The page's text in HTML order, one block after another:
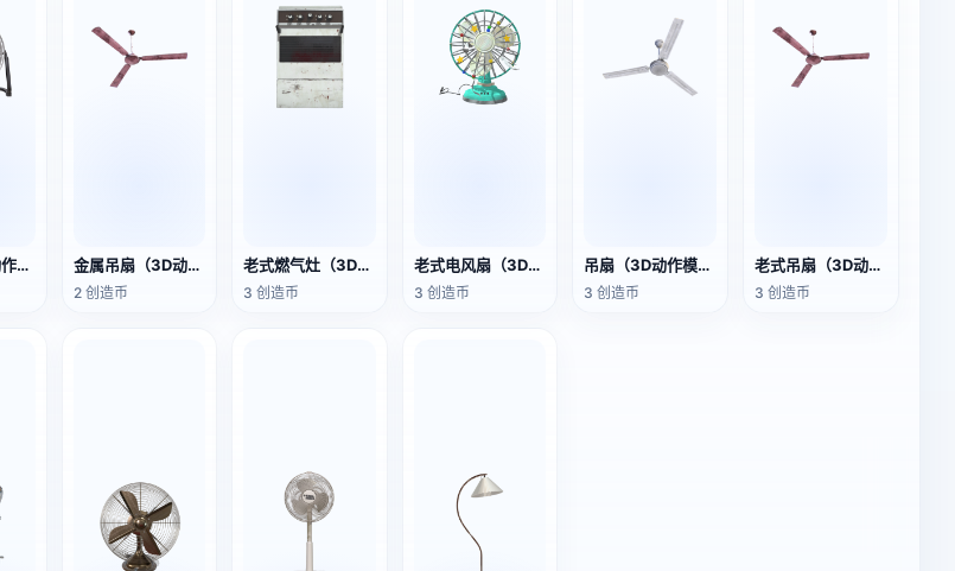
电风扇（3D动作模型） 金属吊扇（3D动画模型）
2 创造币
老式燃气灶（3D动画模型）
3 创造币
老式电风扇（3D动画模型）
3 创造币
吊扇（3D动作模型）
3 创造币
老式吊扇（3D动画模型）
3 创造币